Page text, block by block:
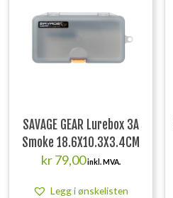
SAVAGE GEAR Lurebox 3A
Smoke 18.6X10.3X3.4CM
kr79,00inkl. MVA.
Legg i ønskelisten